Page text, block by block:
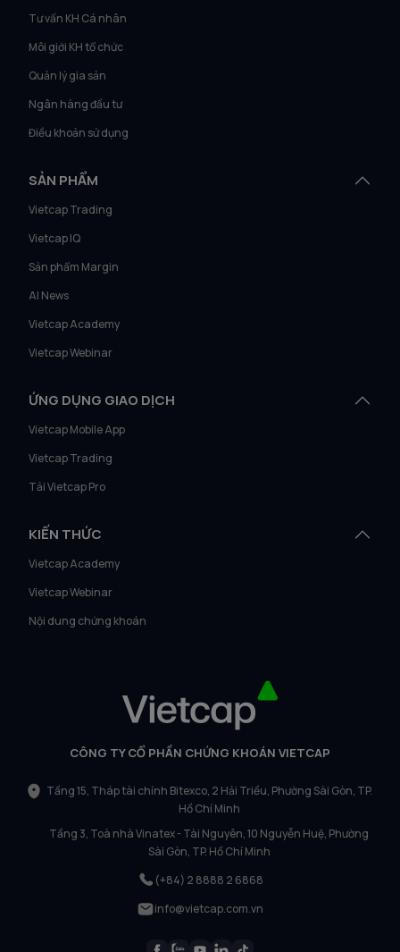
Tư vấn KH Cá nhân
Môi giới KH tổ chức
Quản lý gia sản
Ngân hàng đầu tư
Điều khoản sử dụng
SẢN PHẨM
Vietcap Trading
Vietcap IQ
Sản phẩm Margin
AI News
Vietcap Academy
Vietcap Webinar
ỨNG DỤNG GIAO DỊCH
Vietcap Mobile App
Vietcap Trading
Tải Vietcap Pro
KIẾN THỨC
Vietcap Academy
Vietcap Webinar
Nội dung chứng khoán
CÔNG TY CỔ PHẦN CHỨNG KHOÁN VIETCAP
Tầng 15, Tháp tài chính Bitexco, 2 Hải Triều, Phường Sài Gòn, TP.
Hồ Chí Minh
Tầng 3, Toà nhà Vinatex - Tài Nguyên, 10 Nguyễn Huệ, Phường
Sài Gòn, TP. Hồ Chí Minh
(+84) 2 8888 2 6868
info@vietcap.com.vn